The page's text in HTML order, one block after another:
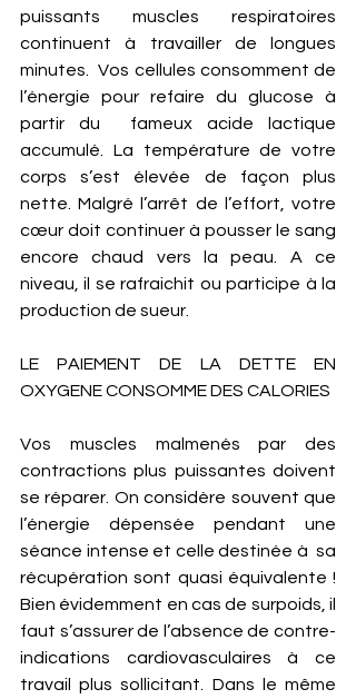
puissants muscles respiratoires
continuent à travailler de longues
minutes.  Vos cellules consomment de
l’énergie pour refaire du glucose à
partir du  fameux acide lactique
accumulé. La température de votre
corps s’est élevée de façon plus
nette. Malgré l’arrêt de l’effort, votre
cœur doit continuer à pousser le sang
encore chaud vers la peau. A ce
niveau, il se rafraichit ou participe à la
production de sueur.
LE PAIEMENT DE LA DETTE EN
OXYGENE CONSOMME DES CALORIES
Vos muscles malmenés par des
contractions plus puissantes doivent
se réparer. On considère souvent que
l’énergie dépensée pendant une
séance intense et celle destinée à  sa
récupération sont quasi équivalente !
Bien évidemment en cas de surpoids, il
faut s’assurer de l’absence de contre-
indications cardiovasculaires à ce
travail plus sollicitant. Dans le même